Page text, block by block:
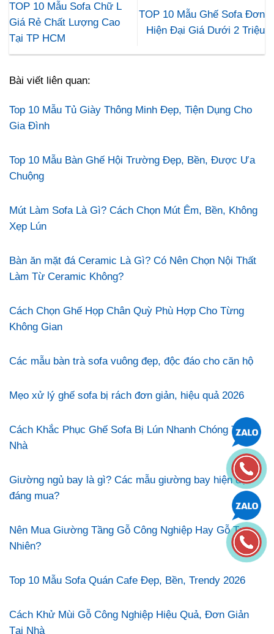
TOP 10 Mẫu Sofa Chữ L
Giá Rẻ Chất Lượng Cao
Tại TP HCM
TOP 10 Mẫu Ghế Sofa Đơn
Hiện Đại Giá Dưới 2 Triệu
Bài viết liên quan:
Top 10 Mẫu Tủ Giày Thông Minh Đẹp, Tiện Dụng Cho
Gia Đình
Top 10 Mẫu Bàn Ghế Hội Trường Đẹp, Bền, Được Ưa
Chuộng
Mút Làm Sofa Là Gì? Cách Chọn Mút Êm, Bền, Không
Xẹp Lún
Bàn ăn mặt đá Ceramic Là Gì? Có Nên Chọn Nội Thất
Làm Từ Ceramic Không?
Cách Chọn Ghế Họp Chân Quỳ Phù Hợp Cho Từng
Không Gian
Các mẫu bàn trà sofa vuông đẹp, độc đáo cho căn hộ
Mẹo xử lý ghế sofa bị rách đơn giản, hiệu quả 2026
Cách Khắc Phục Ghế Sofa Bị Lún Nhanh Chóng Tại
Nhà
Giường ngủ bay là gì? Các mẫu giường bay hiện đại
đáng mua?
Nên Mua Giường Tầng Gỗ Công Nghiệp Hay Gỗ Tự
Nhiên?
Top 10 Mẫu Sofa Quán Cafe Đẹp, Bền, Trendy 2026
Cách Khử Mùi Gỗ Công Nghiệp Hiệu Quả, Đơn Giản
Tại Nhà